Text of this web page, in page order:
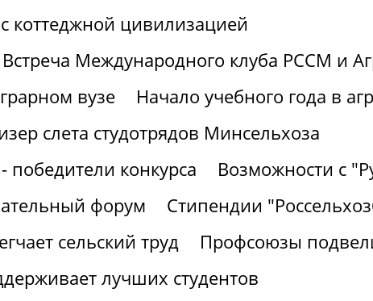
коттеджной цивилизацией
Встреча Международного клуба РССМ и
вузе
Начало учебного года в
слета студотрядов Минсельхоза
победители конкурса
Возможности с
форум
Стипендии
сельский труд
Профсоюзы
лучших студентов